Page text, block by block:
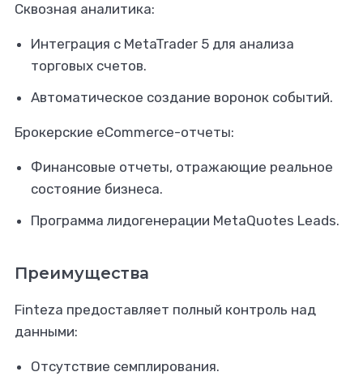
Сквозная аналитика:
Интеграция с MetaTrader 5 для анализа
торговых счетов.
Автоматическое создание воронок событий.
Брокерские eCommerce-отчеты:
Финансовые отчеты, отражающие реальное
состояние бизнеса.
Программа лидогенерации MetaQuotes Leads.
Преимущества
Finteza предоставляет полный контроль над
данными:
Отсутствие семплирования.